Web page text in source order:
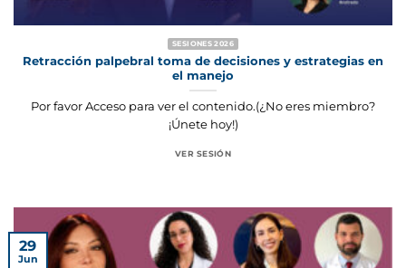
SESIONES 2026
Retracción palpebral toma de decisiones y estrategias en
el manejo
Por favor Acceso para ver el contenido.(¿No eres miembro?
¡Únete hoy!)
VER SESIÓN
29
Jun